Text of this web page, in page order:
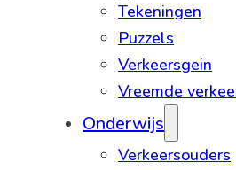
Tekeningen
Puzzels
Verkeersgein
Vreemde
Onderwijs
Verkeersouders